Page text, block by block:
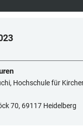
Hochschule für
70, 69117 Heidelberg